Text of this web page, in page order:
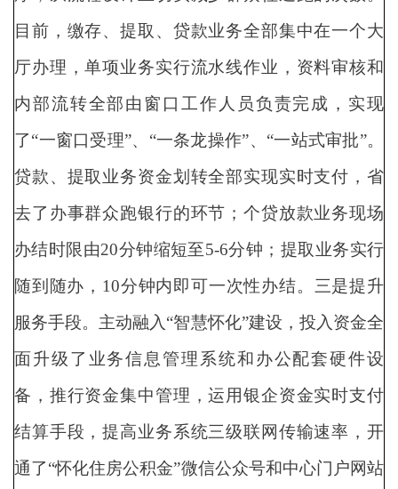
目前，缴存、提取、贷款业务全部集中在一个大
厅办理，单项业务实行流水线作业，资料审核和
内部流转全部由窗口工作人员负责完成，实现
了“一窗口受理”、“一条龙操作”、“一站式审批”。
贷款、提取业务资金划转全部实现实时支付，省
去了办事群众跑银行的环节；个贷放款业务现场
办结时限由20分钟缩短至5-6分钟；提取业务实行
随到随办，10分钟内即可一次性办结。三是提升
服务手段。主动融入“智慧怀化”建设，投入资金全
面升级了业务信息管理系统和办公配套硬件设
备，推行资金集中管理，运用银企资金实时支付
结算手段，提高业务系统三级联网传输速率，开
通了“怀化住房公积金”微信公众号和中心门户网站